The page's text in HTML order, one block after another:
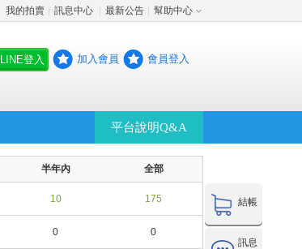
我的拍賣 訊息中心 最新公告 幫助中心
LINE登入 加入會員 會員登入
平台說明Q&A
結帳
訊息
半年內 全部
10 175
0 0